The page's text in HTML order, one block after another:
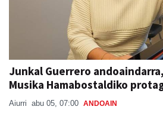
Junkal Guerrero
Musika Hamabostaldiko
Aiurri abu 05, 07:00 ANDOAIN